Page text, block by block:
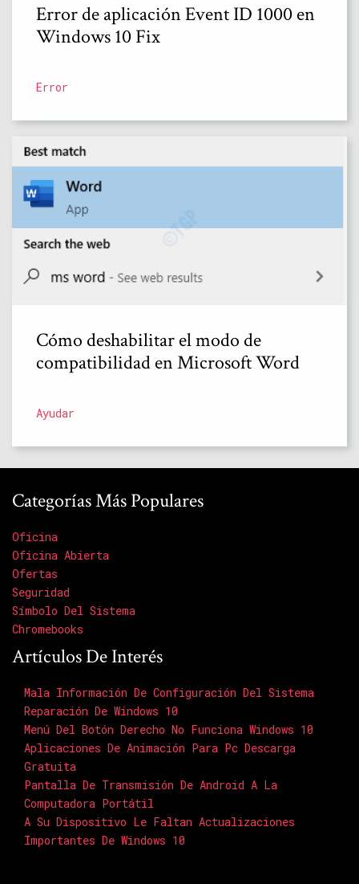
Error de aplicación Event ID 1000 en
Windows 10 Fix
Error
Cómo deshabilitar el modo de
compatibilidad en Microsoft Word
Ayudar
Categorías Más Populares
Oficina
Oficina Abierta
Ofertas
Seguridad
Símbolo Del Sistema
Chromebooks
Artículos De Interés
Mala Información De Configuración Del Sistema
Reparación De Windows 10
Menú Del Botón Derecho No Funciona Windows 10
Aplicaciones De Animación Para Pc Descarga
Gratuita
Pantalla De Transmisión De Android A La
Computadora Portátil
A Su Dispositivo Le Faltan Actualizaciones
Importantes De Windows 10